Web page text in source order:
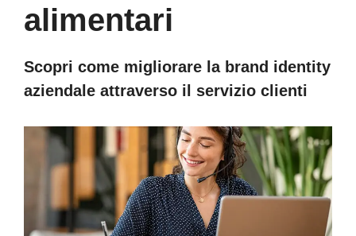
alimentari
Scopri come migliorare la brand identity
aziendale attraverso il servizio clienti